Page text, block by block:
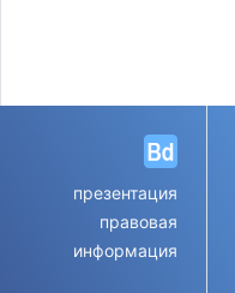
презентация
правовая
информация